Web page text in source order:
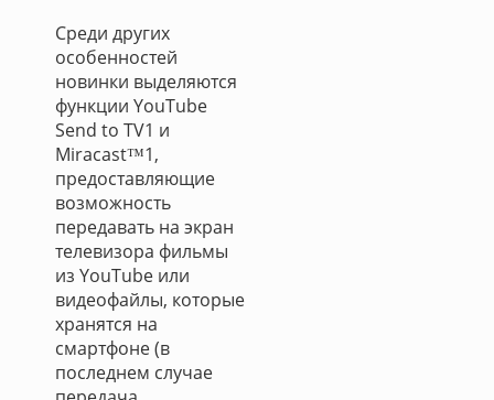
Среди других
особенностей
новинки выделяются
функции YouTube
Send to TV1 и
Miracast™1,
предоставляющие
возможность
передавать на экран
телевизора фильмы
из YouTube или
видеофайлы, которые
хранятся на
смартфоне (в
последнем случае